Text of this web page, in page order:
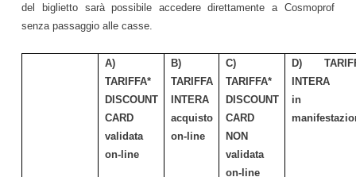
del biglietto sarà possibile accedere direttamente a Cosmoprof
senza passaggio alle casse.
A)
TARIFFA*
DISCOUNT
CARD
validata
on-line
B)
TARIFFA
INTERA
acquisto
on-line
C)
TARIFFA*
DISCOUNT
CARD
NON
validata
on-line
D)
INTERA
in